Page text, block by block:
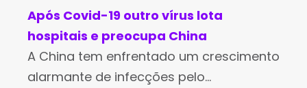
Após Covid-19 outro vírus lota
hospitais e preocupa China
A China tem enfrentado um crescimento
alarmante de infecções pelo